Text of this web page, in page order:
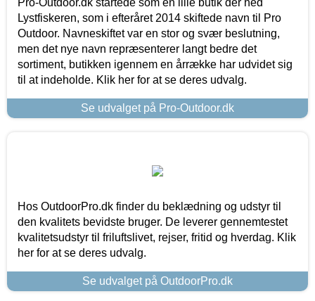
Lystfiskeren, som i efteråret 2014 skiftede navn til Pro
Outdoor. Navneskiftet var en stor og svær beslutning,
men det nye navn repræsenterer langt bedre det
sortiment, butikken igennem en årrække har udvidet sig
til at indeholde. Klik her for at se deres udvalg.
Se udvalget på Pro-Outdoor.dk
Hos OutdoorPro.dk finder du beklædning og udstyr til
den kvalitets bevidste bruger. De leverer gennemtestet
kvalitetsudstyr til friluftslivet, rejser, fritid og hverdag. Klik
her for at se deres udvalg.
Se udvalget på OutdoorPro.dk